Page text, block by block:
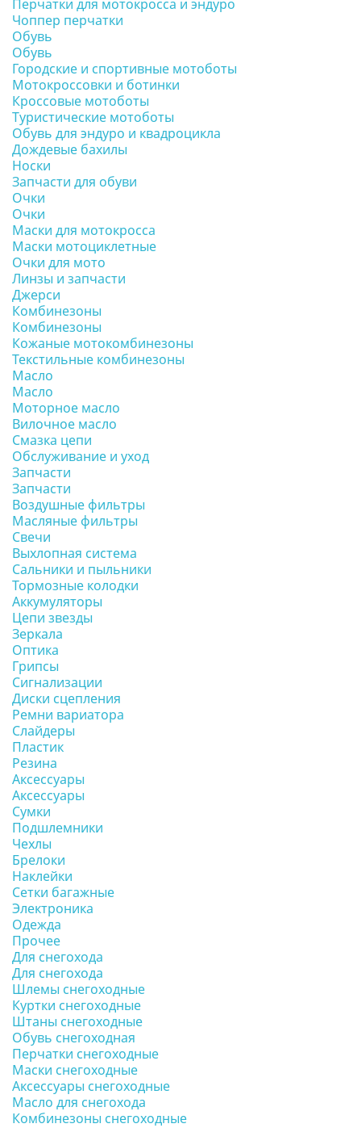
Перчатки для мотокросса и эндуро
Чоппер перчатки
Обувь
Обувь
Городские и спортивные мотоботы
Мотокроссовки и ботинки
Кроссовые мотоботы
Туристические мотоботы
Обувь для эндуро и квадроцикла
Дождевые бахилы
Носки
Запчасти для обуви
Очки
Очки
Маски для мотокросса
Маски мотоциклетные
Очки для мото
Линзы и запчасти
Джерси
Комбинезоны
Комбинезоны
Кожаные мотокомбинезоны
Текстильные комбинезоны
Масло
Масло
Моторное масло
Вилочное масло
Смазка цепи
Обслуживание и уход
Запчасти
Запчасти
Воздушные фильтры
Масляные фильтры
Свечи
Выхлопная система
Сальники и пыльники
Тормозные колодки
Аккумуляторы
Цепи звезды
Зеркала
Оптика
Грипсы
Сигнализации
Диски сцепления
Ремни вариатора
Слайдеры
Пластик
Резина
Аксессуары
Аксессуары
Сумки
Подшлемники
Чехлы
Брелоки
Наклейки
Сетки багажные
Электроника
Одежда
Прочее
Для снегохода
Для снегохода
Шлемы снегоходные
Куртки снегоходные
Штаны снегоходные
Обувь снегоходная
Перчатки снегоходные
Маски снегоходные
Аксессуары снегоходные
Масло для снегохода
Комбинезоны снегоходные